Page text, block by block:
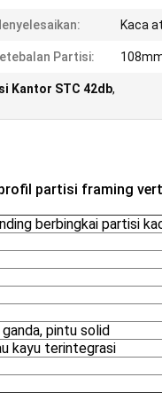
Kaca
Partisi:
Kantor STC 42db,
partisi framing
berbingkai partisi
pintu solid
kayu terintegrasi